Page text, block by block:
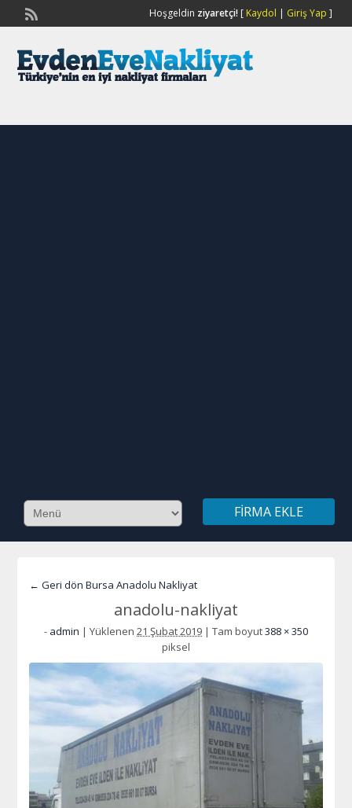
Hoşgeldin ziyaretçi![ Kaydol | Giriş Yap ]
FIRMA EKLE
← Geri dön Bursa Anadolu Nakliyat
anadolu-nakliyat
- admin | Yüklenen 21 Şubat 2019 | Tam boyut388 × 350
piksel